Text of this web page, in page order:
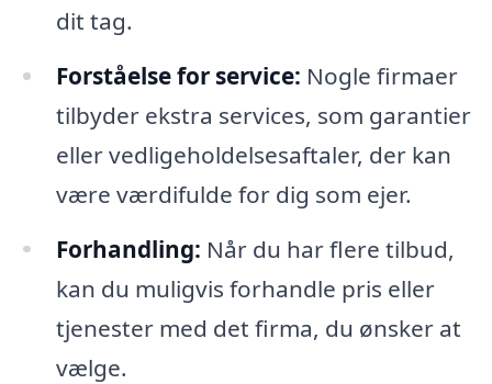
dit tag.
Forståelse for service: Nogle firmaer
tilbyder ekstra services, som garantier
eller vedligeholdelsesaftaler, der kan
være værdifulde for dig som ejer.
Forhandling: Når du har flere tilbud,
kan du muligvis forhandle pris eller
tjenester med det firma, du ønsker at
vælge.